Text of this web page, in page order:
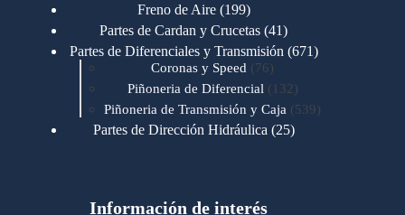
Freno de Aire 199199
productos
Partes de Cardan y Crucetas 4141
productos
Partes de Diferenciales y Transmisión 671671
Coronas y Speed 7676
productos
Piñoneria de Diferencial 132 132
productos
Piñoneria de Transmisión y Caja 539539
Partes de Dirección Hidráulica 2525
Motores Cummins 723
Información de interés